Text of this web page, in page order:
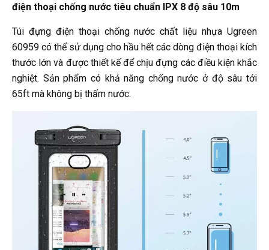
điện thoại chống nước tiêu chuẩn IPX 8 độ sâu 10m
Túi đựng điện thoại chống nước chất liệu nhựa Ugreen
60959 có thể sử dụng cho hầu hết các dòng điện thoại kích
thước lớn và được thiết kế để chịu đựng các điều kiện khắc
nghiệt. Sản phẩm có khả năng chống nước ở độ sâu tới
65ft mà không bị thấm nước.